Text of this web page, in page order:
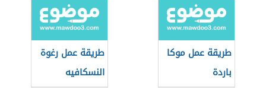
طريقة عمل موكا
باردة
طريقة عمل رغوة
النسكافيه